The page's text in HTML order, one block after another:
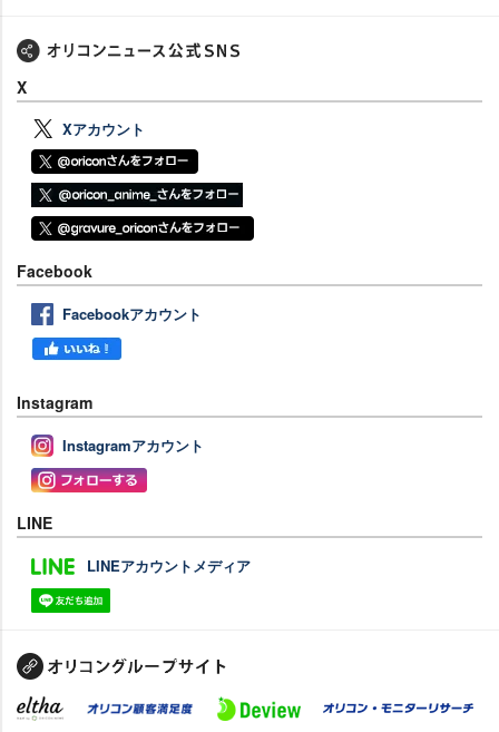
X
Xアカウント
Facebook
Facebookアカウント
Instagram
Instagramアカウント
LINE
LINEアカウントメディア